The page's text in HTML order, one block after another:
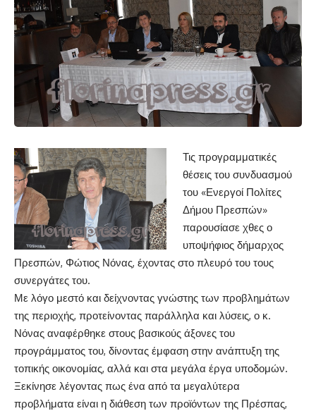
Τις προγραμματικές
θέσεις του συνδυασμού
του «Ενεργοί Πολίτες
Δήμου Πρεσπών»
παρουσίασε χθες ο
υποψήφιος δήμαρχος
Πρεσπών, Φώτιος Νόνας, έχοντας στο πλευρό του τους
συνεργάτες του.
Με λόγο μεστό και δείχνοντας γνώστης των προβλημάτων
της περιοχής, προτείνοντας παράλληλα και λύσεις, ο κ.
Νόνας αναφέρθηκε στους βασικούς άξονες του
προγράμματος του, δίνοντας έμφαση στην ανάπτυξη της
τοπικής οικονομίας, αλλά και στα μεγάλα έργα υποδομών.
Ξεκίνησε λέγοντας πως ένα από τα μεγαλύτερα
προβλήματα είναι η διάθεση των προϊόντων της Πρέσπας,